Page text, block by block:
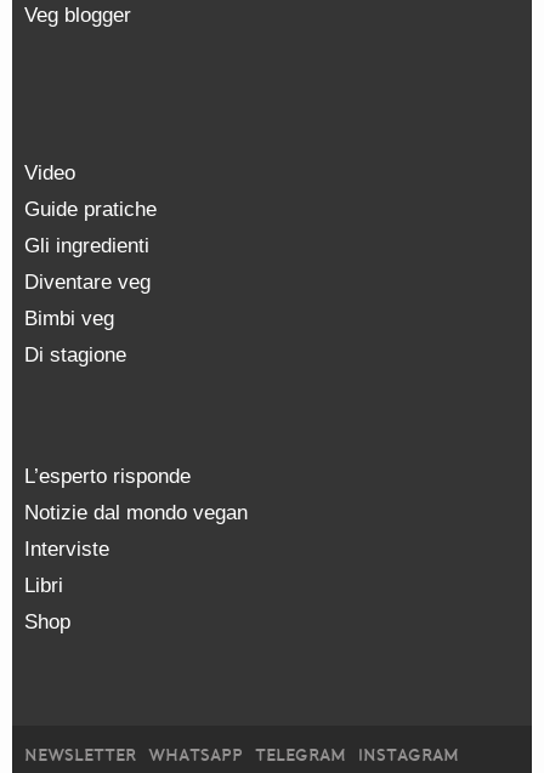
Veg blogger
Video
Guide pratiche
Gli ingredienti
Diventare veg
Bimbi veg
Di stagione
L’esperto risponde
Notizie dal mondo vegan
Interviste
Libri
Shop
NEWSLETTER WHATSAPP TELEGRAM
INSTAGRAM